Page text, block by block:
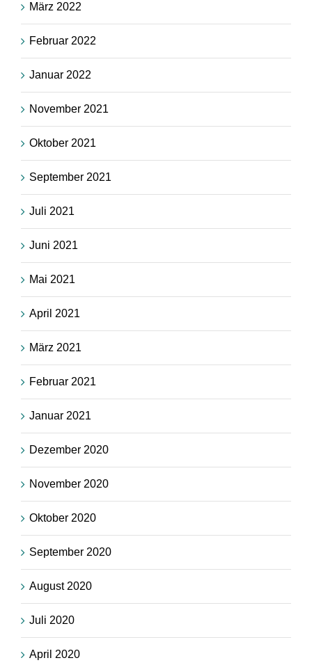
März 2022
Februar 2022
Januar 2022
November 2021
Oktober 2021
September 2021
Juli 2021
Juni 2021
Mai 2021
April 2021
März 2021
Februar 2021
Januar 2021
Dezember 2020
November 2020
Oktober 2020
September 2020
August 2020
Juli 2020
April 2020